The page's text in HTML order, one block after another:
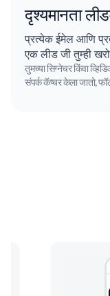
दृश्यमानता
प्रत्येक ईमेल आणि
एक लीड जी तुम्ही
तुमच्या सिग्नेचर किंवा
संपर्क कॅप्चर केला जातो,